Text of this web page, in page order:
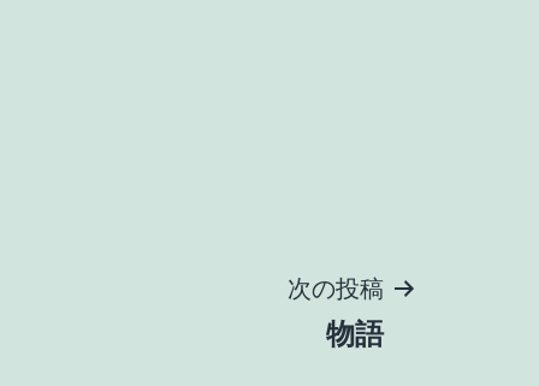
次の投稿
物語